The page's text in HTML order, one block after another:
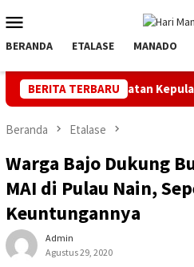
ke
kontenMobile
BERANDA ETALASE MANADO
BERITA TERBARU
Kepulauan Nusa Utara
Beranda Etalase
Warga Bajo Dukung
MAI di Pulau Nain,
Keuntungannya
Admin
Agustus 29, 2020